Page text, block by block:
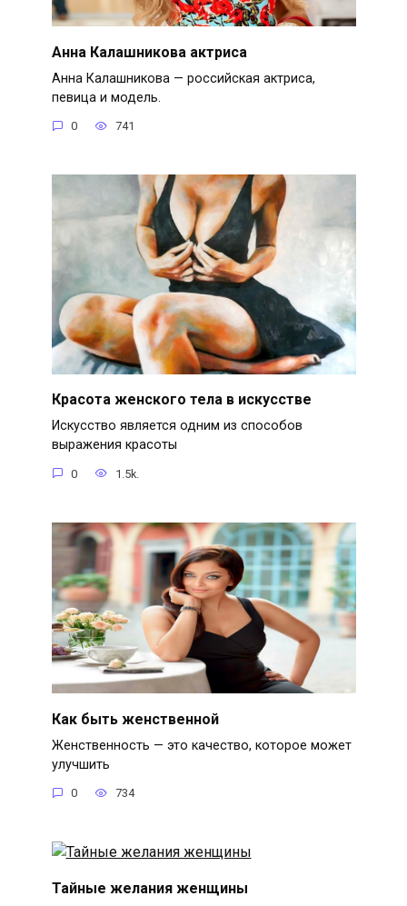
Анна Калашникова актриса
Анна Калашникова — российская актриса,
певица и модель.
0 741
Красота женского тела в искусстве
Искусство является одним из способов
выражения красоты
0 1.5k.
Как быть женственной
Женственность — это качество, которое может
улучшить
0 734
Тайные желания женщины